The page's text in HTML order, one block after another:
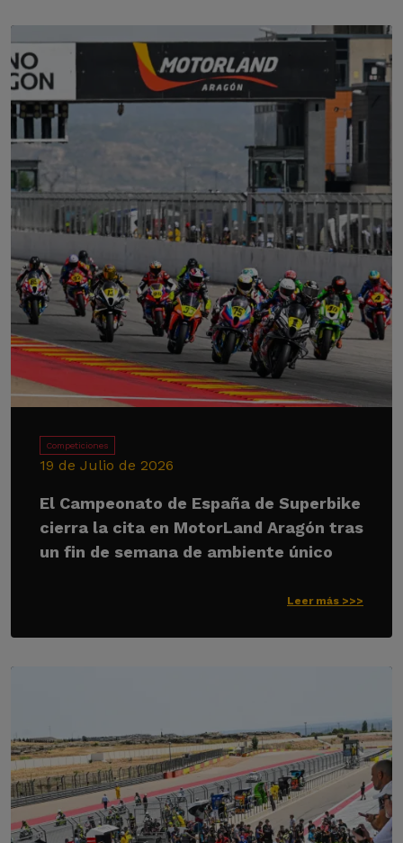
Competiciones
19 de Julio de 2026
El Campeonato de España de Superbike
cierra la cita en MotorLand Aragón tras
un fin de semana de ambiente único
Leer más >>>